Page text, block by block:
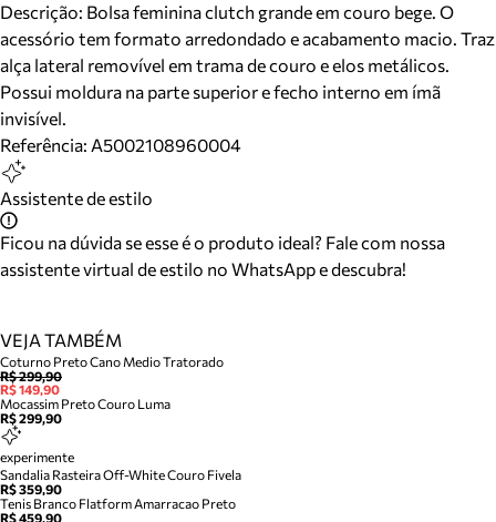
Descrição: Bolsa feminina clutch grande em couro bege. O
acessório tem formato arredondado e acabamento macio. Traz
alça lateral removível em trama de couro e elos metálicos.
Possui moldura na parte superior e fecho interno em ímã
invisível.
Referência: A5002108960004
Assistente de estilo
Ficou na dúvida se esse é o produto ideal? Fale com nossa
assistente virtual de estilo no WhatsApp e descubra!
VEJA TAMBÉM
Coturno Preto Cano Medio Tratorado
R$ 299,90
R$ 149,90
Mocassim Preto Couro Luma
R$ 299,90
experimente
Sandalia Rasteira Off-White Couro Fivela
R$ 359,90
Tenis Branco Flatform Amarracao Preto
R$ 459,90